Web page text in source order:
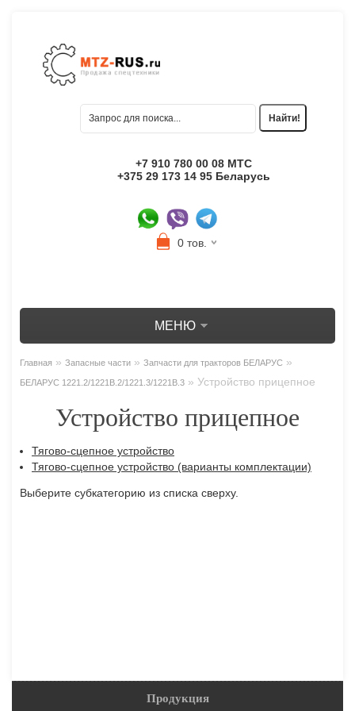
+7 910 780 00 08 МТС
+375 29 173 14 95 Беларусь
0 тов.
МЕНЮ
Главная » Запасные части » Запчасти для тракторов БЕЛАРУС »
БЕЛАРУС 1221.2/1221В.2/1221.3/1221В.3 » Устройство прицепное
Устройство прицепное
Тягово-сцепное устройство
Тягово-сцепное устройство (варианты комплектации)
Выберите субкатегорию из списка сверху.
Продукция